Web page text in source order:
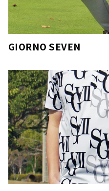
GIORNO SEVEN